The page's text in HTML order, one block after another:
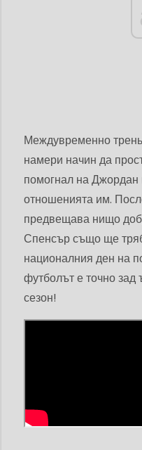
Междувременно
намери начин да
помогнал на Джордан
отношенията им.
предвещава нищо
Спенсър също ще
националния ден на
футболът е точно зад
сезон!